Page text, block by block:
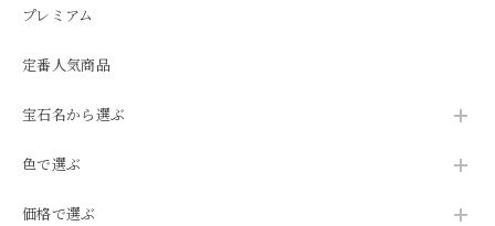
プレミアム
定番人気商品
宝石名から選ぶ
色で選ぶ
価格で選ぶ